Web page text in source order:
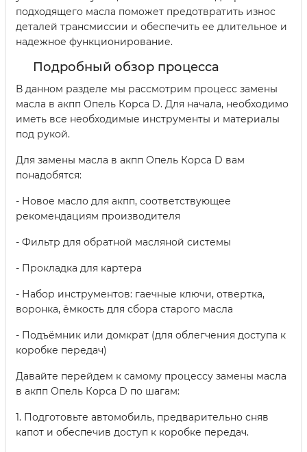
подходящего масла поможет предотвратить износ
деталей трансмиссии и обеспечить ее длительное и
надежное функционирование.
Подробный обзор процесса
В данном разделе мы рассмотрим процесс замены
масла в акпп Опель Корса D. Для начала, необходимо
иметь все необходимые инструменты и материалы
под рукой.
Для замены масла в акпп Опель Корса D вам
понадобятся:
- Новое масло для акпп, соответствующее
рекомендациям производителя
- Фильтр для обратной масляной системы
- Прокладка для картера
- Набор инструментов: гаечные ключи, отвертка,
воронка, ёмкость для сбора старого масла
- Подъёмник или домкрат (для облегчения доступа к
коробке передач)
Давайте перейдем к самому процессу замены масла
в акпп Опель Корса D по шагам:
1. Подготовьте автомобиль, предварительно сняв
капот и обеспечив доступ к коробке передач.